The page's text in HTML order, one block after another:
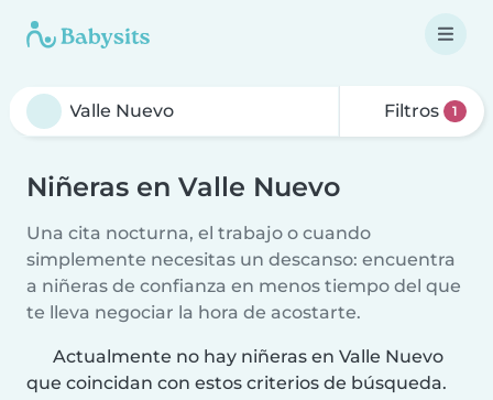
Filtros 1
Niñeras en Valle Nuevo
Una cita nocturna, el trabajo o cuando
simplemente necesitas un descanso: encuentra
a niñeras de confianza en menos tiempo del que
te lleva negociar la hora de acostarte.
Actualmente no hay niñeras en Valle Nuevo
que coincidan con estos criterios de búsqueda.